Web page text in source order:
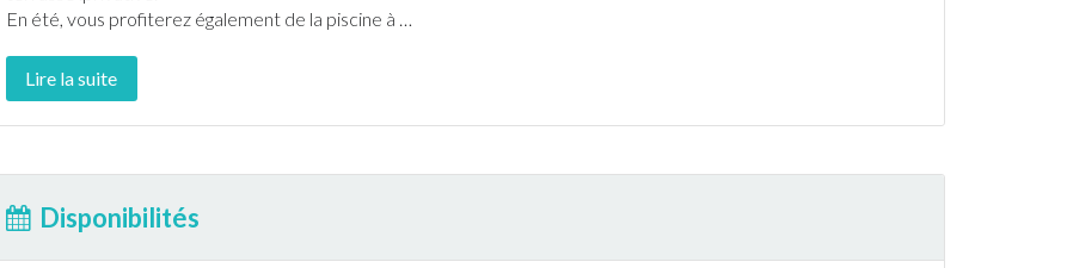
En été, vous profiterez également de la piscine à …
Lire la suite
Disponibilités